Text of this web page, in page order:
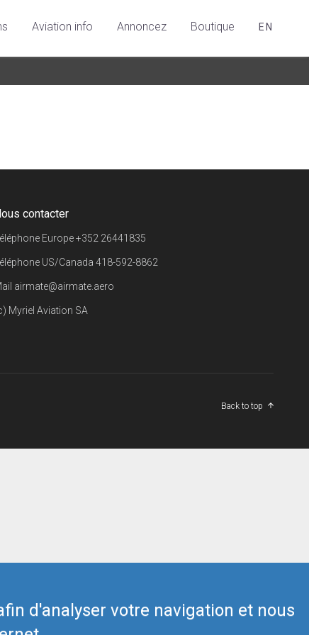
d'analyser votre navigation et nous
Aviation info Annoncez Boutique EN
contacter
Europe+352 26441835
US/Canada418-592-8862
airmate@airmate.aero
Myriel Aviation SA
Back to top